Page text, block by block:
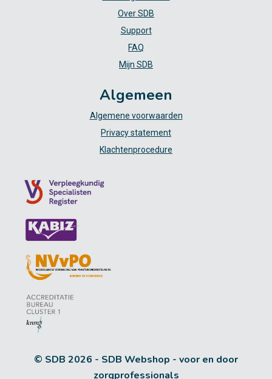
Over SDB
Support
FAQ
Mijn SDB
Algemeen
Algemene voorwaarden
Privacy statement
Klachtenprocedure
© SDB 2026 - SDB Webshop - voor en door
zorgprofessionals